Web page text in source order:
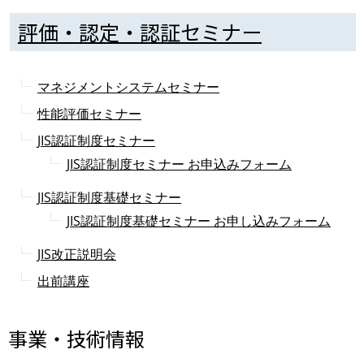
評価・認定・認証セミナー
マネジメントシステムセミナー
性能評価セミナー
JIS認証制度セミナー
JIS認証制度セミナー お申込みフォーム
JIS認証制度基礎セミナー
JIS認証制度基礎セミナー お申し込みフォーム
JIS改正説明会
出前講座
事業・技術情報